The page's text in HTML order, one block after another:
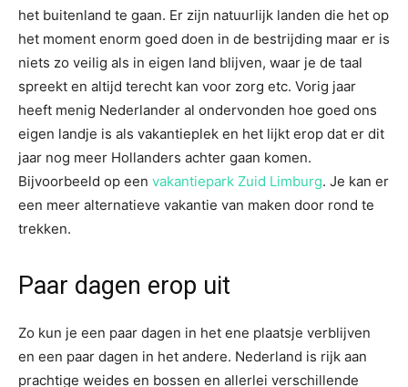
het buitenland te gaan. Er zijn natuurlijk landen die het op
het moment enorm goed doen in de bestrijding maar er is
niets zo veilig als in eigen land blijven, waar je de taal
spreekt en altijd terecht kan voor zorg etc. Vorig jaar
heeft menig Nederlander al ondervonden hoe goed ons
eigen landje is als vakantieplek en het lijkt erop dat er dit
jaar nog meer Hollanders achter gaan komen.
Bijvoorbeeld op een vakantiepark Zuid Limburg. Je kan er
een meer alternatieve vakantie van maken door rond te
trekken.
Paar dagen erop uit
Zo kun je een paar dagen in het ene plaatsje verblijven
en een paar dagen in het andere. Nederland is rijk aan
prachtige weides en bossen en allerlei verschillende